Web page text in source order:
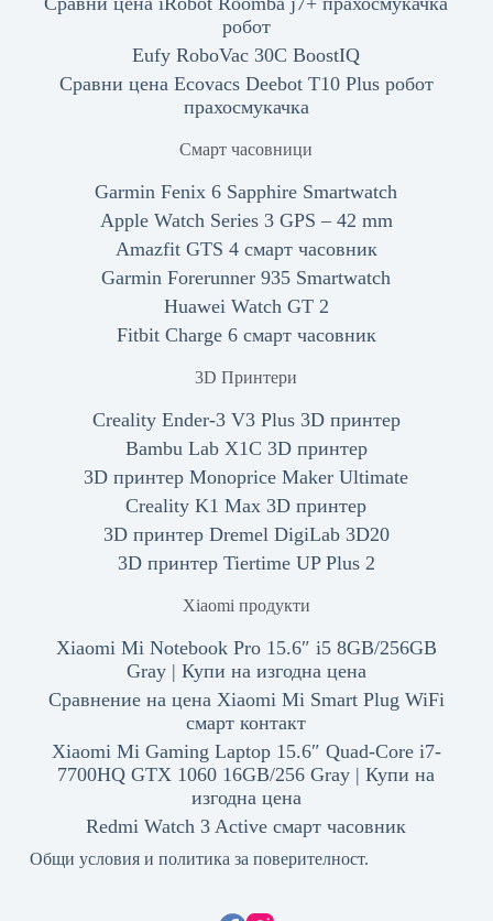
робот
Eufy RoboVac 30C BoostIQ
Сравни цена Ecovacs Deebot T10 Plus робот
прахосмукачка
Смарт часовници
Garmin Fenix 6 Sapphire Smartwatch
Apple Watch Series 3 GPS – 42 mm
Amazfit GTS 4 смарт часовник
Garmin Forerunner 935 Smartwatch
Huawei Watch GT 2
Fitbit Charge 6 смарт часовник
3D Принтери
Creality Ender-3 V3 Plus 3D принтер
Bambu Lab X1C 3D принтер
3D принтер Monoprice Maker Ultimate
Creality K1 Max 3D принтер
3D принтер Dremel DigiLab 3D20
3D принтер Tiertime UP Plus 2
Xiaomi продукти
Xiaomi Mi Notebook Pro 15.6″ i5 8GB/256GB
Gray | Купи на изгодна цена
Сравнение на цена Xiaomi Mi Smart Plug WiFi
смарт контакт
Xiaomi Mi Gaming Laptop 15.6″ Quad-Core i7-
7700HQ GTX 1060 16GB/256 Gray | Купи на
изгодна цена
Redmi Watch 3 Active смарт часовник
Общи условия и политика за поверителност.